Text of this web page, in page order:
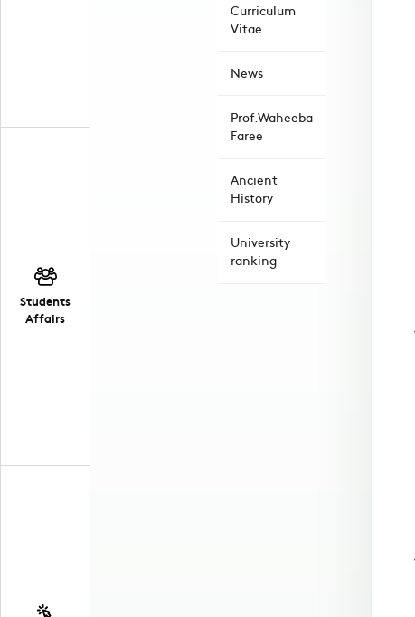
Students
Affairs
Curriculum
Vitae
News
Prof.Waheeba
Faree
Ancient
History
University
ranking